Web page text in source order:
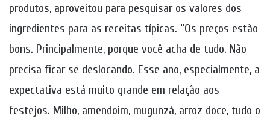
produtos, aproveitou para pesquisar os valores dos
ingredientes para as receitas típicas. “Os preços estão
bons. Principalmente, porque você acha de tudo. Não
precisa ficar se deslocando. Esse ano, especialmente, a
expectativa está muito grande em relação aos
festejos. Milho, amendoim, mugunzá, arroz doce, tudo o